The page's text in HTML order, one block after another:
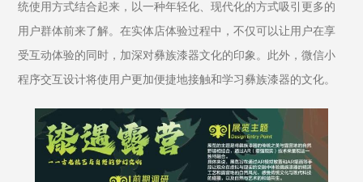
统使用方式结合起来，以一种年轻化、现代化的方式吸引更多的
用户群体前来了解。在实体店体验过程中，不仅可以让用户在享
受互动体验的同时，加深对彝族漆器文化的印象。此外，微信小
程序交互设计将使用户更加便捷地接触和学习彝族漆器的文化。